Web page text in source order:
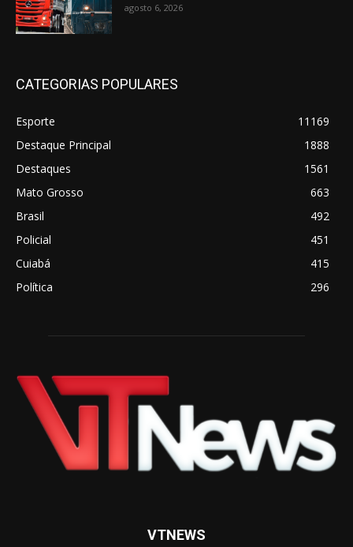
agosto 6, 2026
CATEGORIAS POPULARES
Esporte
11169
Destaque Principal
1888
Destaques
1561
Mato Grosso
663
Brasil
492
Policial
451
Cuiabá
415
Política
296
VTNEWS